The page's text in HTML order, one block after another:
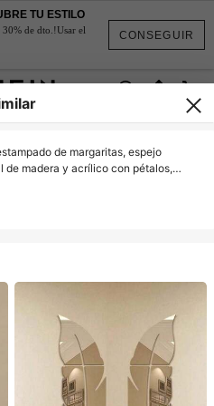
CONSEGUIR
TU ESTILO
30% de dto.!Usar el
de margaritas, espejo
de madera y acrílico con pétalos,
de sala de estar, dormitorio y